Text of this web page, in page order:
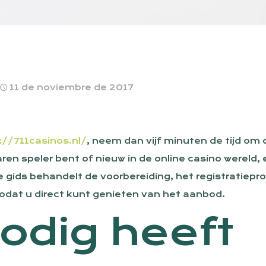
11 de noviembre de 2017
711casinos.nl/, neem dan vijf minuten de tijd om
speler bent of nieuw in de online casino
gids behandelt de voorbereiding, het
u direct kunt genieten van het aanbod.
heeft